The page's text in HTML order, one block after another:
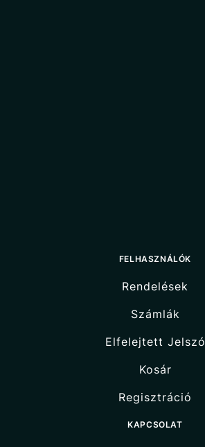
FELHASZNÁLÓK
Rendelések
Számlák
Elfelejtett Jelszó
Kosár
Regisztráció
KAPCSOLAT